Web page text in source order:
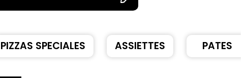
PIZZAS SPECIALES ASSIETTES PATES